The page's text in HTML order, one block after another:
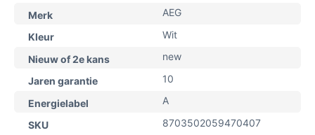
Merk AEG
Kleur Wit
Nieuw of 2e kans new
Jaren garantie 10
Energielabel A
SKU 8703502059470407